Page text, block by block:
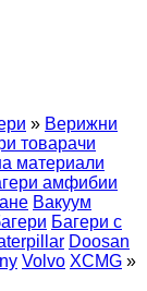
» Верижни
товарачи
материали
амфибии
Вакуум
Багери с
Doosan
Volvo XCMG »